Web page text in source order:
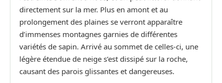
directement sur la mer. Plus en amont et au
prolongement des plaines se verront apparaître
d’immenses montagnes garnies de différentes
variétés de sapin. Arrivé au sommet de celles-ci, une
légère étendue de neige s’est dissipé sur la roche,
causant des parois glissantes et dangereuses.